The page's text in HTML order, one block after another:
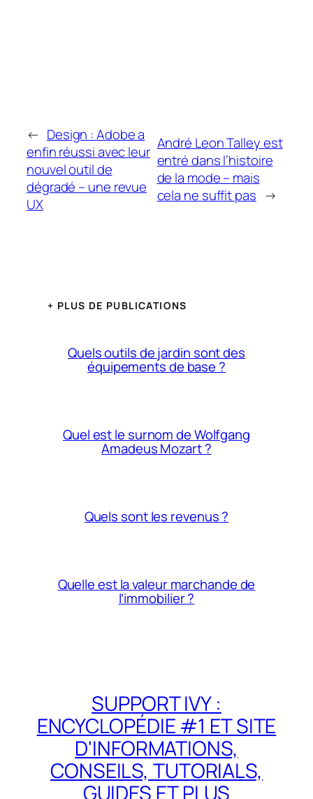
← Design : Adobe a
enfin réussi avec leur
nouvel outil de
dégradé – une revue
UX
André Leon Talley est
entré dans l’histoire
de la mode – mais
cela ne suffit pas →
+ PLUS DE PUBLICATIONS
Quels outils de jardin sont des
équipements de base ?
Quel est le surnom de Wolfgang
Amadeus Mozart ?
Quels sont les revenus ?
Quelle est la valeur marchande de
l’immobilier ?
SUPPORT IVY :
ENCYCLOPÉDIE #1 ET SITE
D'INFORMATIONS,
CONSEILS, TUTORIALS,
GUIDES ET PLUS